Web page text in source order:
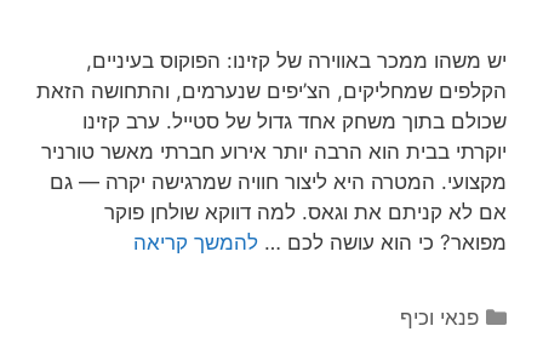
יש משהו ממכר באווירה של קזינו: הפוקוס בעיניים,
הקלפים שמחליקים, הצ’יפים שנערמים, והתחושה הזאת
שכולם בתוך משחק אחד גדול של סטייל. ערב קזינו
יוקרתי בבית הוא הרבה יותר אירוע חברתי מאשר טורניר
מקצועי. המטרה היא ליצור חוויה שמרגישה יקרה — גם
אם לא קניתם את וגאס. למה דווקא שולחן פוקר
מפואר? כי הוא עושה לכם … להמשך קריאה
קטגוריות
פנאי וכיף